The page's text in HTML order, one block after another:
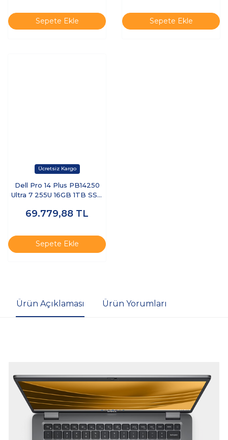
Sepete Ekle Sepete Ekle
Dell Pro 14 Plus PB14250
Ultra 7 255U 16GB 1TB SSD
PB14250-UBU
69.779,88 TL
Sepete Ekle
Ürün Açıklaması Ürün Yorumları